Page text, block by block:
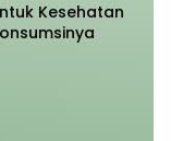
Kesehatan